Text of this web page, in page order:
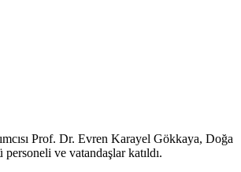
Prof. Dr. Evren Karayel Gökkaya, Doğa
ve vatandaşlar katıldı.